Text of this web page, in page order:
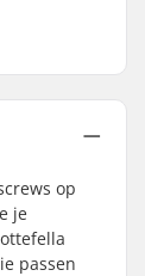
op
je
passen